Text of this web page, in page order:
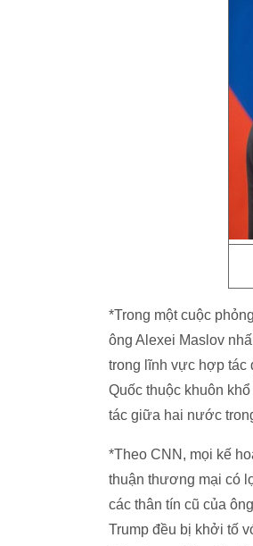
*Trong một cuộc
ông Alexei Maslov
trong lĩnh vực hợp tác
Quốc thuộc khuôn
tác giữa hai nước
*Theo CNN, mọi kế
thuận thương mại có
các thân tín cũ của
Trump đều bị khởi tố